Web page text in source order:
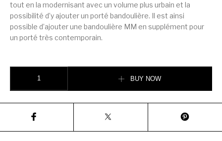
tout en la modernisant avec un volume plus urbain et la
possibilité d’y ajouter un porté bandoulière. Il est ainsi
possible d’ajouter une bandoulière MM en supplément pour
un porté très contemporain.
BUY NOW